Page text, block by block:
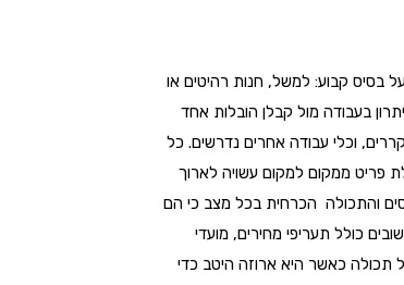
בסיס קבוע: למשל, חנות רהיטים או
בעבודה מול קבלן הובלות אחד
וכלי עבודה אחרים נדרשים. כל
פריט ממקום למקום עשויה לארוך
והתכולה הכרחית בכל מצב כי הם
כולל תעריפי מחירים, מועדי
תכולה כאשר היא ארוזה היטב כדי